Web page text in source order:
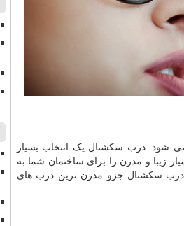
شود. درب سکشنال یک انتخاب بسیار
زیبا و مدرن را برای ساختمان شما به
درب سکشنال جزو مدرن ترین درب های